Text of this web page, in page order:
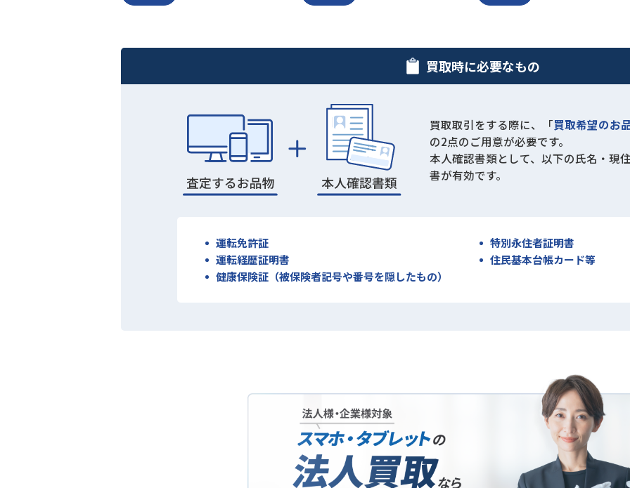
買取時に必要なもの
買取取引をする際に、「買取希望のお
の2点のご用意が必要です。
本人確認書類として、以下の氏名・現
書が有効です。
運転免許証
特別永住者証明書
運転経歴証明書
住民基本台帳カード等
健康保険証（被保険者記号や番号を隠したもの）
法人買取について